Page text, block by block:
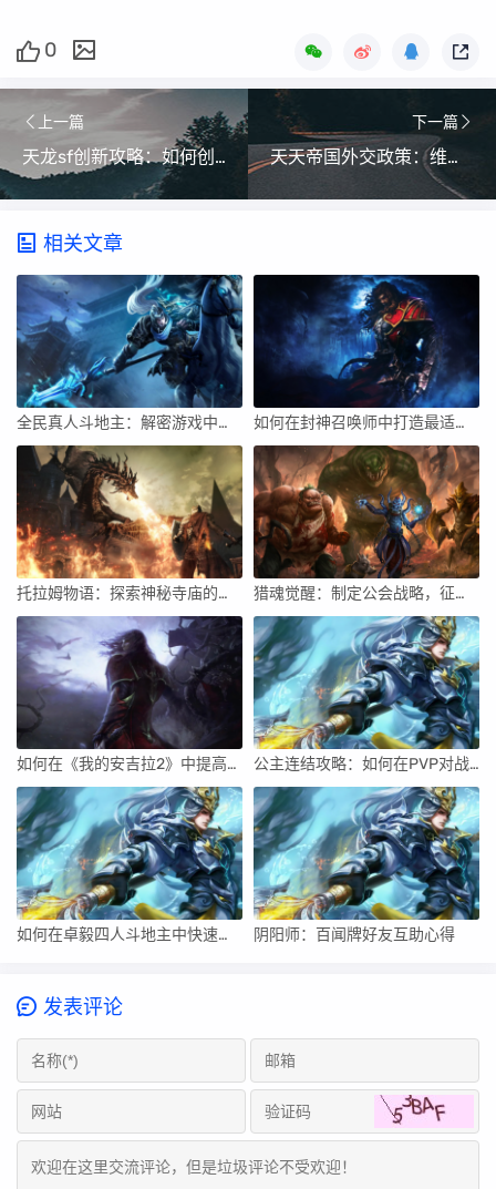
0
上一篇
天龙sf创新攻略：如何创新游戏玩法？
下一篇
天天帝国外交政策：维护国家利益的外交战略？
相关文章
全民真人斗地主：解密游戏中不同玩家的打牌风格？的简单介绍 如何在封神召唤师中打造最适合自己的装备套装？
托拉姆物语：探索神秘寺庙的历险攻略 猎魂觉醒：制定公会战略，征战全球！
如何在《我的安吉拉2》中提高角色的战斗技巧？ 公主连结攻略：如何在PVP对战中克服对手的策略？
如何在卓毅四人斗地主中快速制定有效的反击计划？ 阴阳师：百闻牌好友互助心得
发表评论